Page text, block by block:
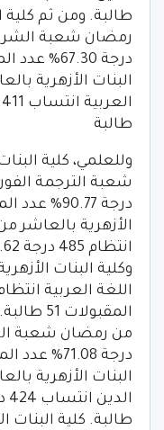
طالبة. ومن ثم كلية
البنات الأزهرية
طالبة
وللعلمي، كلية
الأزهرية
وكلية البنات
البنات الأزهرية
طالبة. كلية البنات